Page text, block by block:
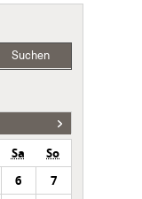
Suchen
Sa
So
6
7